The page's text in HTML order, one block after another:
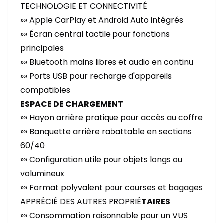
TECHNOLOGIE ET CONNECTIVITÉ
»» Apple CarPlay et Android Auto intégrés
»» Écran central tactile pour fonctions
principales
»» Bluetooth mains libres et audio en continu
»» Ports USB pour recharge d'appareils
compatibles
ESPACE DE CHARGEMENT
»» Hayon arrière pratique pour accès au coffre
»» Banquette arrière rabattable en sections
60/40
»» Configuration utile pour objets longs ou
volumineux
»» Format polyvalent pour courses et bagages
APPRÉCIÉ DES AUTRES PROPRIÉTAIRES
»» Consommation raisonnable pour un VUS